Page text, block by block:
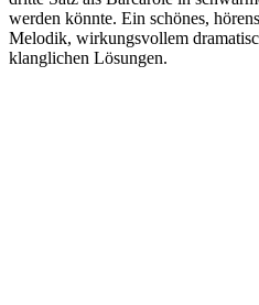
werden könnte. Ein schönes,
Melodik, wirkungsvollem
klanglichen Lösungen.